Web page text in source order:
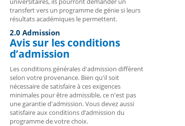
transfert vers un programme de génie si leurs
résultats académiques le permettent.
2.0 Admission
Avis sur les conditions
d’admission
Les conditions générales d'admission diffèrent
selon votre provenance. Bien qu'il soit
nécessaire de satisfaire à ces exigences
minimales pour être admissible, ce n'est pas
une garantie d'admission. Vous devez aussi
satisfaire aux conditions d’admission du
programme de votre choix.